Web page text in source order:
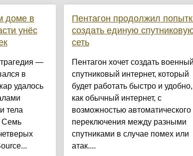
доме в
унёс
—
в
удалось
тела
Семь
Пентагон продолжил
создать единую
сеть
Пентагон хочет создать военный
спутниковый интернет, который
будет работать быстро и удобно,
как обычный интернет, с
возможностью автоматического
переключения между разными
спутниками в случае помех или
атак....